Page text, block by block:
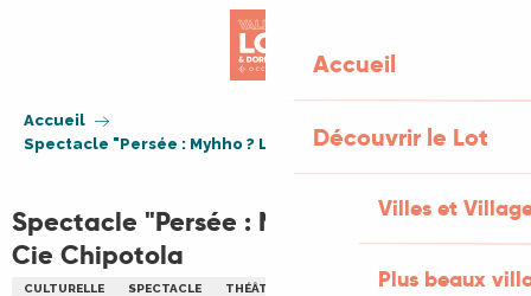
Accueil
Découvrir le Lot
Villes et
Plus beaux
Accueil
Spectacle "Persée : Myhho ? Logique !" Cie Chipotola
Spectacle "Persée : Myhho ? Logique !"
Cie Chipotola
CULTURELLE SPECTACLE THÉÂTRE DE RUE